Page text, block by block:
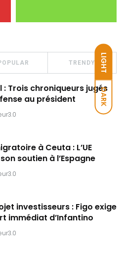
LIGHT
DARK
TRENDY
: Trois chroniqueurs jugés
au président
à Ceuta : L’UE
soutien à l’Espagne
investisseurs : Figo exige
immédiat d’Infantino